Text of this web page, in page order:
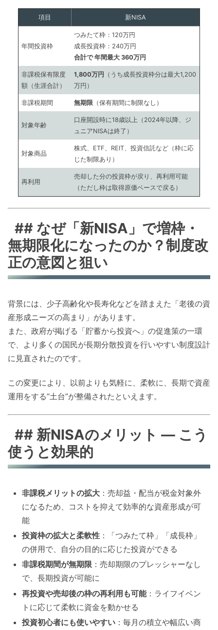
項目 新NISA
年間投資枠
つみたて枠：120万円
成長投資枠：240万円
合計で 年間最大 360万円
非課税保有限度
額（生涯合計）
1,800万円
（うち成長投資枠分は最大1,200
万円）
非課税期間 無期限 （保有期間に制限なし）
対象年齢
口座開設時に18歳以上（2024年以降、ジ
ュニアNISAは終了）
対象商品
株式、ETF、REIT、投資信託など（枠に応
じた制限あり）
再利用
売却した分の投資枠が戻り、再利用可能
（ただし枠は取得原価ベースで戻る）
## なぜ「新NISA」で増枠・
無期限化になったのか？制度改
正の意図と狙い
背景には、少子高齢化や長寿化などを踏まえた「老後の資
産形成ニーズの高まり」があります。
また、政府が掲げる「貯蓄から投資へ」の促進策の一環
で、より多くの国民が長期分散投資を行いやすい制度設計
に見直されたのです。
この変更により、以前よりも気軽に、柔軟に、長期で資産
運用をする“土台”が整備されたといえます。
## 新NISAのメリット — こう
使うと効果的
非課税メリットの拡大 ：売却益・配当が税金対象外
になるため、コストを抑えて効率的な資産形成が可
能
投資枠の拡大と柔軟性 ：「つみたて枠」「成長枠」
の併用で、自分の目的に応じた投資ができる
非課税期間が無期限 ：売却期限のプレッシャーなし
で、長期投資が可能に
再投資や売却後の枠の再利用も可能：ライフイベン
トに応じて柔軟に資金を動かせる
投資初心者にも使いやすい ：毎月の積立や幅広い商